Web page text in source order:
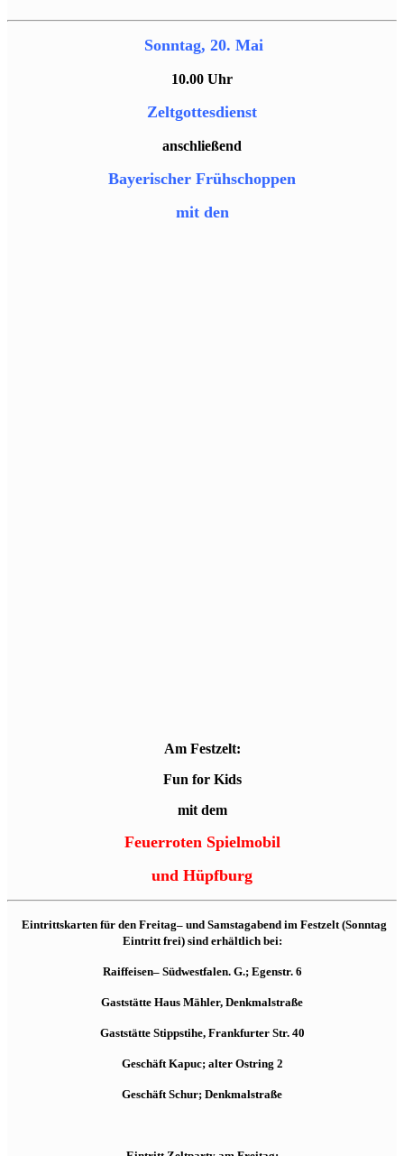
Sonntag, 20. Mai
10.00 Uhr
Zeltgottesdienst
anschließend
Bayerischer Frühschoppen
mit den
Am Festzelt:
Fun for Kids
mit dem
Feuerroten Spielmobil
und Hüpfburg
Eintrittskarten für den Freitag– und Samstagabend im Festzelt(Sonntag
Eintritt frei) sind erhältlich bei:
Raiffeisen– Südwestfalen. G.; Egenstr. 6
Gaststätte Haus Mähler, Denkmalstraße
Gaststätte Stippstihe, Frankfurter Str. 40
Geschäft Kapuc; alter Ostring 2
Geschäft Schur; Denkmalstraße